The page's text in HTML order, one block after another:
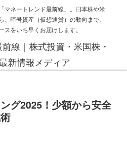
マネートレンド最前線」。日本株や米
暗号資産（仮想通貨）の動向まで、
スをいち早くお届けします。
線｜株式投資・米国株・
新情報メディア
グ2025！少額から安全